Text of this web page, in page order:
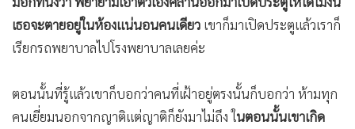
เธอจะตายอยู่ในห้องแน่นอนคนเดียว เขาก็มาเปิดประตูแล้วเราก็
เรียกรถพยาบาลไปโรงพยาบาลเลยค่ะ
ตอนนั้นที่รู้แล้วเขาก็บอกว่าคนที่เฝ้าอยู่ตรงนั้นก็บอกว่า ห้ามทุก
คนเยี่ยมนอกจากญาติแต่ญาติก็ยังมาไม่ถึง ในตอนนั้นเขาเกิด